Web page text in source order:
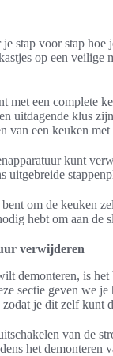
je stap voor stap
op een
met een complete
uitdagende klus
van een keuken
kunt
uitgebreide
om de keuken
hebt om aan de
verwijderen
demonteren, is
sectie geven we
zodat je dit zelf kunt
van de
het demonteren